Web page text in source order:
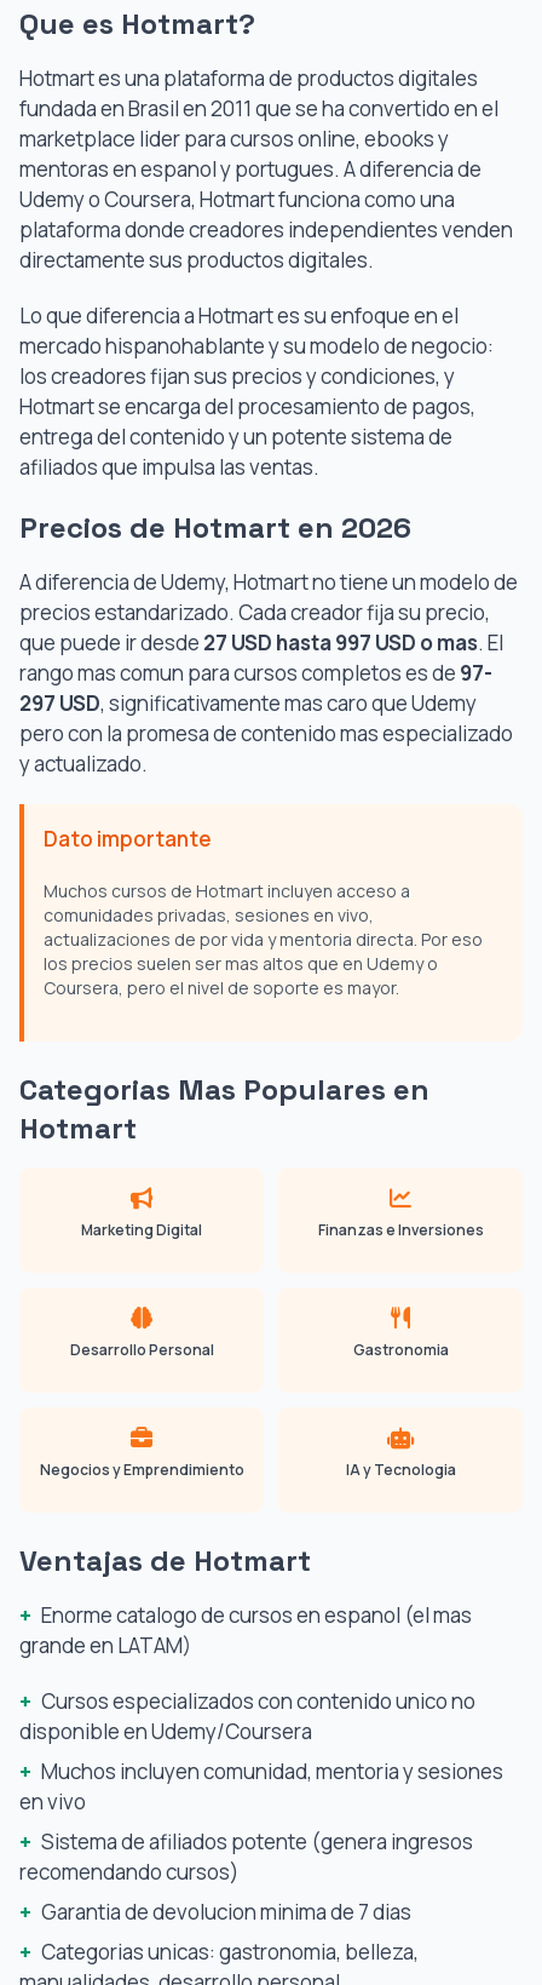
Que es Hotmart?
Hotmart es una plataforma de productos digitales
fundada en Brasil en 2011 que se ha convertido en el
marketplace lider para cursos online, ebooks y
mentoras en espanol y portugues. A diferencia de
Udemy o Coursera, Hotmart funciona como una
plataforma donde creadores independientes venden
directamente sus productos digitales.
Lo que diferencia a Hotmart es su enfoque en el
mercado hispanohablante y su modelo de negocio:
los creadores fijan sus precios y condiciones, y
Hotmart se encarga del procesamiento de pagos,
entrega del contenido y un potente sistema de
afiliados que impulsa las ventas.
Precios de Hotmart en 2026
A diferencia de Udemy, Hotmart no tiene un modelo de
precios estandarizado. Cada creador fija su precio,
que puede ir desde 27 USD hasta 997 USD o mas. El
rango mas comun para cursos completos es de 97-
297 USD, significativamente mas caro que Udemy
pero con la promesa de contenido mas especializado
y actualizado.
Dato importante
Muchos cursos de Hotmart incluyen acceso a
comunidades privadas, sesiones en vivo,
actualizaciones de por vida y mentoria directa. Por eso
los precios suelen ser mas altos que en Udemy o
Coursera, pero el nivel de soporte es mayor.
Categorias Mas Populares en
Hotmart
Marketing Digital Finanzas e Inversiones
Desarrollo Personal Gastronomia
Negocios y Emprendimiento IA y Tecnologia
Ventajas de Hotmart
+ Enorme catalogo de cursos en espanol (el mas
grande en LATAM)
+ Cursos especializados con contenido unico no
disponible en Udemy/Coursera
+ Muchos incluyen comunidad, mentoria y sesiones
en vivo
+ Sistema de afiliados potente (genera ingresos
recomendando cursos)
+ Garantia de devolucion minima de 7 dias
+ Categorias unicas: gastronomia, belleza,